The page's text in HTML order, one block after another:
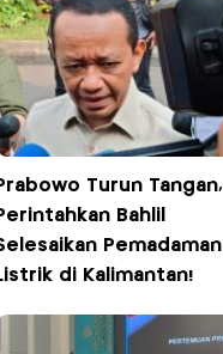
Turun Tangan,
Bahlil
Pemadaman
di Kalimantan!